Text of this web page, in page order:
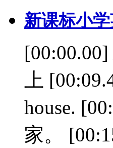
新课标小
上
house.
家。